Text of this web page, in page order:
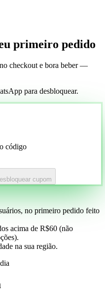
primeiro pedido
checkout e bora beber —
para desbloquear.
código
cupom
no primeiro pedido feito
acima de R$60 (não
na sua região.